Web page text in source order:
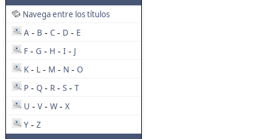
Navega entre los títulos
A - B - C - D - E
F - G - H - I - J
K - L - M - N - O
P - Q - R - S - T
U - V - W - X
Y - Z